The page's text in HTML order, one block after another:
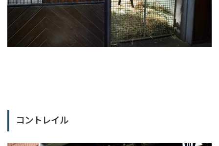
コントレイル